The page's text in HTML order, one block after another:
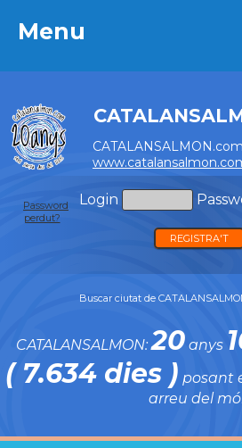
Menu
Login
Password
perdut?
REGISTRA'T
Buscar ciutat de
CATALANSALMON:20 anys
( 7.634 dies ) posant
arreu del
Menu